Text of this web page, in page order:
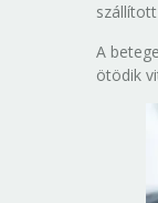
A
ötödik